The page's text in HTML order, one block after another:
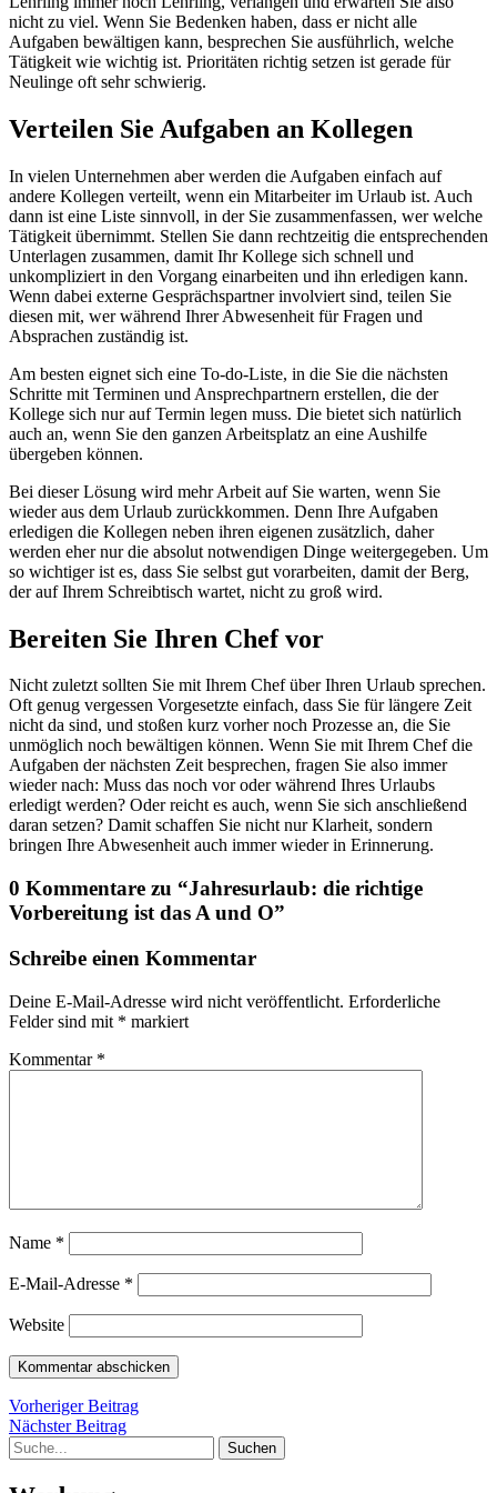
nicht zu viel. Wenn Sie Bedenken haben, dass er nicht alle
Aufgaben bewältigen kann, besprechen Sie ausführlich, welche
Tätigkeit wie wichtig ist. Prioritäten richtig setzen ist gerade für
Neulinge oft sehr schwierig.
Verteilen Sie Aufgaben an Kollegen
In vielen Unternehmen aber werden die Aufgaben einfach auf
andere Kollegen verteilt, wenn ein Mitarbeiter im Urlaub ist. Auch
dann ist eine Liste sinnvoll, in der Sie zusammenfassen, wer welche
Tätigkeit übernimmt. Stellen Sie dann rechtzeitig die entsprechenden
Unterlagen zusammen, damit Ihr Kollege sich schnell und
unkompliziert in den Vorgang einarbeiten und ihn erledigen kann.
Wenn dabei externe Gesprächspartner involviert sind, teilen Sie
diesen mit, wer während Ihrer Abwesenheit für Fragen und
Absprachen zuständig ist.
Am besten eignet sich eine To-do-Liste, in die Sie die nächsten
Schritte mit Terminen und Ansprechpartnern erstellen, die der
Kollege sich nur auf Termin legen muss. Die bietet sich natürlich
auch an, wenn Sie den ganzen Arbeitsplatz an eine Aushilfe
übergeben können.
Bei dieser Lösung wird mehr Arbeit auf Sie warten, wenn Sie
wieder aus dem Urlaub zurückkommen. Denn Ihre Aufgaben
erledigen die Kollegen neben ihren eigenen zusätzlich, daher
werden eher nur die absolut notwendigen Dinge weitergegeben. Um
so wichtiger ist es, dass Sie selbst gut vorarbeiten, damit der Berg,
der auf Ihrem Schreibtisch wartet, nicht zu groß wird.
Bereiten Sie Ihren Chef vor
Nicht zuletzt sollten Sie mit Ihrem Chef über Ihren Urlaub sprechen.
Oft genug vergessen Vorgesetzte einfach, dass Sie für längere Zeit
nicht da sind, und stoßen kurz vorher noch Prozesse an, die Sie
unmöglich noch bewältigen können. Wenn Sie mit Ihrem Chef die
Aufgaben der nächsten Zeit besprechen, fragen Sie also immer
wieder nach: Muss das noch vor oder während Ihres Urlaubs
erledigt werden? Oder reicht es auch, wenn Sie sich anschließend
daran setzen? Damit schaffen Sie nicht nur Klarheit, sondern
bringen Ihre Abwesenheit auch immer wieder in Erinnerung.
0 Kommentare zu “Jahresurlaub: die richtige
Vorbereitung ist das A und O”
Schreibe einen Kommentar
Deine E-Mail-Adresse wird nicht veröffentlicht. Erforderliche
Felder sind mit * markiert
Kommentar *
Name *
E-Mail-Adresse *
Website
Beitragsnavigation
Vorheriger BeitragVorheriger
Nächster BeitragNächster
Suche